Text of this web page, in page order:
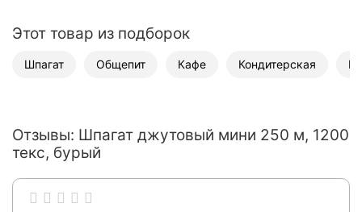
Этот товар из подборок
Шпагат Общепит Кафе Кондитерская
Отзывы: Шпагат джутовый мини 250 м, 1200
текс, бурый